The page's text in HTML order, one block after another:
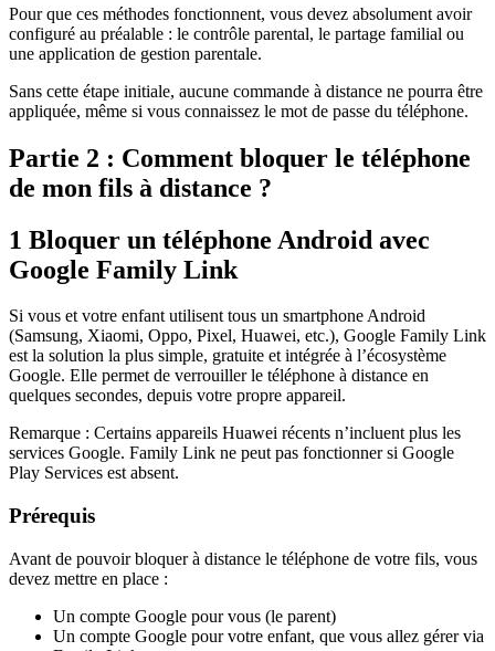
Pour que ces méthodes fonctionnent, vous devez absolument avoir
configuré au préalable : le contrôle parental, le partage familial ou
une application de gestion parentale.
Sans cette étape initiale, aucune commande à distance ne pourra être
appliquée, même si vous connaissez le mot de passe du téléphone.
Partie 2 : Comment bloquer le téléphone
de mon fils à distance ?
1 Bloquer un téléphone Android avec
Google Family Link
Si vous et votre enfant utilisent tous un smartphone Android
(Samsung, Xiaomi, Oppo, Pixel, Huawei, etc.), Google Family Link
est la solution la plus simple, gratuite et intégrée à l’écosystème
Google. Elle permet de verrouiller le téléphone à distance en
quelques secondes, depuis votre propre appareil.
Remarque : Certains appareils Huawei récents n’incluent plus les
services Google. Family Link ne peut pas fonctionner si Google
Play Services est absent.
Prérequis
Avant de pouvoir bloquer à distance le téléphone de votre fils, vous
devez mettre en place :
Un compte Google pour vous (le parent)
Un compte Google pour votre enfant, que vous allez gérer via